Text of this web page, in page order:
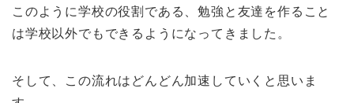
このように学校の役割である、勉強と友達を作ること
は学校以外でもできるようになってきました。
そして、この流れはどんどん加速していくと思いま